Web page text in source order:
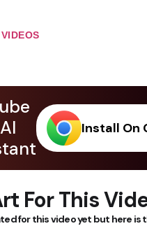
Install On
For This
for this video yet but here is